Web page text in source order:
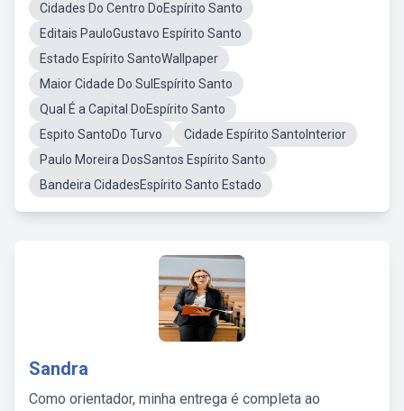
Cidades Do Centro DoEspírito Santo
Editais PauloGustavo Espírito Santo
Estado Espírito SantoWallpaper
Maior Cidade Do SulEspírito Santo
Qual É a Capital DoEspírito Santo
Espito SantoDo Turvo
Cidade Espírito SantoInterior
Paulo Moreira DosSantos Espírito Santo
Bandeira CidadesEspírito Santo Estado
Sandra
Como orientador, minha entrega é completa ao